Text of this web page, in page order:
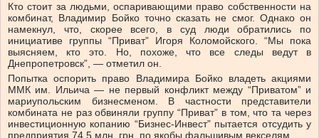
Кто стоит за людьми, оспаривающими право собственности на
комбинат, Владимир Бойко точно сказать не смог. Однако он
намекнул, что, скорее всего, в суд люди обратились по
инициативе группы “Приват” Игоря Коломойского. “Мы пока
выясняем, кто это. Но, похоже, что все следы ведут в
Днепропетровск”, — отметил он.
Попытка оспорить право Владимира Бойко владеть акциями
ММК им. Ильича — не первый конфликт между “Приватом” и
мариупольским бизнесменом. В частности представители
комбината не раз обвиняли группу “Приват” в том, что та через
инвестиционную копанию “Бизнес-Инвест” пытается отсудить у
предприятия 74,5 млн. грн. по якобы фальшивым векселям.